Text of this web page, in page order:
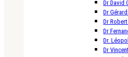
Dr David
Dr
Dr
Dr
Dr.
Dr